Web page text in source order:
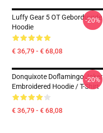
Luffy Gear 5 OT Geborduurde
Hoodie
€ 36,79 - € 68,08
-20%
Donquixote Doflamingo Joker
Embroidered Hoodie / T-Shirt
€ 36,79 - € 68,08
-20%